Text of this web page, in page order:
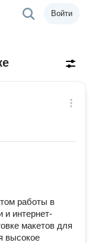
Войти
работы в
и интернет-
макетов для
высокое